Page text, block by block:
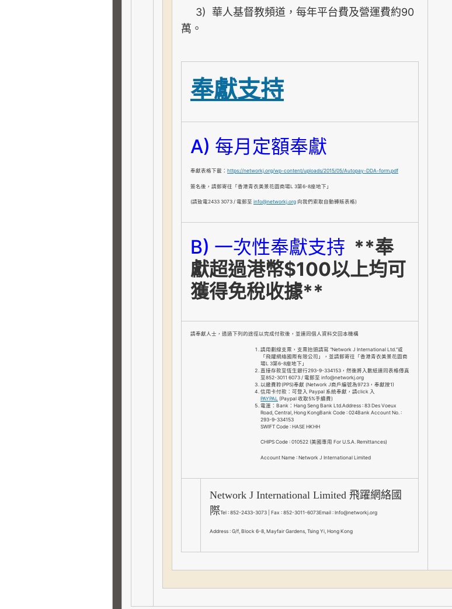
3) 華人基督教頻道，每年平台費及營運費約90
萬。
奉獻支持
A) 每月定額奉獻
奉獻表格下載： https://networkj.org/wp-content/uploads/2015/05/Autopay-DDA-form.pdf
簽名後，請郵寄往「香港青衣美景花園商場L 3第6-8座地下」
(請致電2433 3073 / 電郵至 info@networkj.org 向我們索取自動轉賬表格)
B) 一次性奉獻支持 **奉
獻超過港幣$100以上均可
獲得免稅收據**
請奉獻人士，透過下列的途徑以完成付款後，並連同個人資料交回本機構
請用劃線支票，支票抬頭請寫 “Network J International Ltd.”或
「飛躍網絡國際有限公司」，並請郵寄往「香港青衣美景花園商
場L 3第6-8座地下」
直接存款至恆生銀行293-9-334153，然後將入數紙連同表格傳真
至852-3011 6073 / 電郵至 info@networkj.org
以繳費聆(PPS)奉獻 (Network J商戶編號為9723，奉獻按1)
信用卡付款：可登入 Paypal 系統奉獻，請click 入
PAYPAL (Paypal 收取5%手續費)
電滙：Bank：Hang Seng Bank Ltd.Address : 83 Des Voeux
Road, Central, Hong KongBank Code : 024Bank Account No. :
293-9-334153
SWIFT Code : HASE HKHH
CHIPS Code : 010522 (美國專用 For U.S.A. Remittances)
Account Name : Network J International Limited
Network J International Limited 飛躍網絡國
際Tel : 852-2433-3073 | Fax : 852-3011-6073Email : Info@networkj.org
Address : G/f, Block 6-8, Mayfair Gardens, Tsing Yi, Hong Kong